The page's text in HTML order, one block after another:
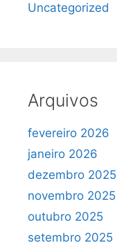
Uncategorized
Arquivos
fevereiro 2026
janeiro 2026
dezembro 2025
novembro 2025
outubro 2025
setembro 2025